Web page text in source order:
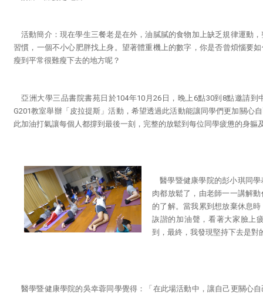
活動簡介：現在學生三餐老是在外，油膩膩的食物加上缺乏規律運動
習慣，一個不小心肥胖找上身。望著體重機上的數字，你是否曾煩惱要
瘦到平常很難瘦下去的地方呢？
亞洲大學三品書院書苑日於104年10月26日，晚上6點30到8點邀請
G201教室舉辦「皮拉提斯」活動，希望透過此活動能讓同學們更加關心
此加油打氣讓每個人都撐到最後一刻，完整的放鬆到每位同學疲憊的身軀
醫學暨健康學院的彭小琪同
肉都放鬆了，由老師一一講解
的了解。當我累到想放棄休息
詼諧的加油聲，看著大家臉上
到，最終，我發現堅持下去是對
醫學暨健康學院的吳幸蓉同學覺得：「在此場活動中，讓自己更關心